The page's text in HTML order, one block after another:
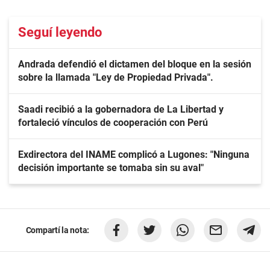
Seguí leyendo
Andrada defendió el dictamen del bloque en la sesión
sobre la llamada "Ley de Propiedad Privada".
Saadi recibió a la gobernadora de La Libertad y
fortaleció vínculos de cooperación con Perú
Exdirectora del INAME complicó a Lugones: "Ninguna
decisión importante se tomaba sin su aval"
Compartí la nota: